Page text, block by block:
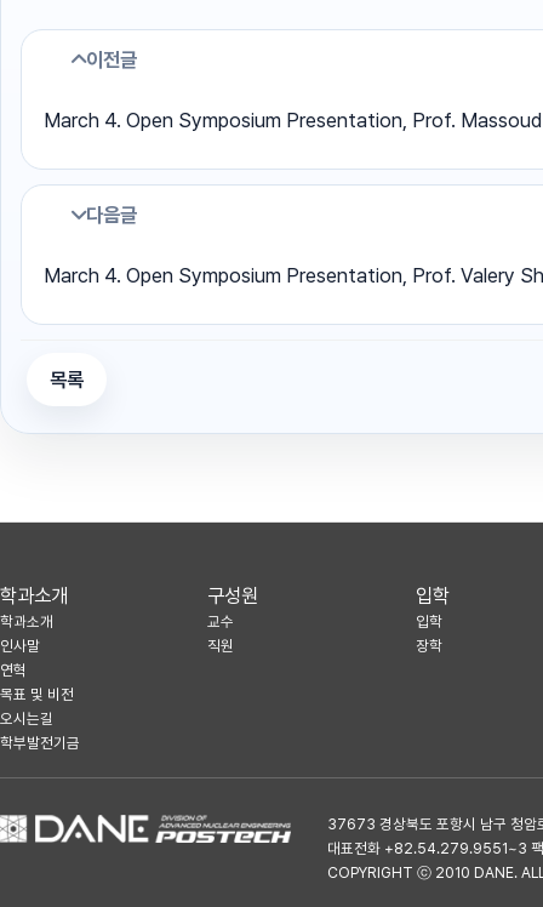
이전글
March 4. Open Symposium Presentation, Prof.
다음글
March 4. Open Symposium Presentation, Prof. Valery
목록
학과소개
학과소개
인사말
연혁
목표 및 비전
오시는길
학부발전기금
구성원
교수
직원
입학
입학
장학
37673 경상북도 포항시 남구 청암
대표전화 +82.54.279.9551~3
COPYRIGHT ⓒ 2010 DANE.